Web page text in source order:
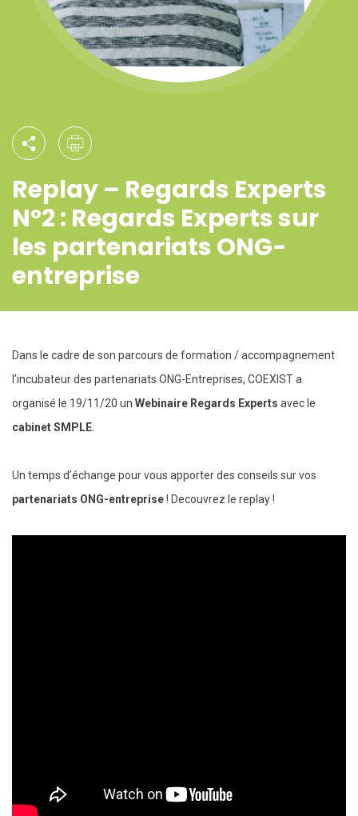
Replay – Regards Experts
N°2 : Regards Experts sur
les partenariats ONG-
entreprise
Dans le cadre de son parcours de formation / accompagnement
l’incubateur des partenariats ONG-Entreprises, COEXIST a
organisé le 19/11/20 un Webinaire Regards Experts avec le
cabinet SMPLE
Un temps d’échange pour vous apporter des conseils sur vos
partenariats ONG-entreprise! Decouvrez le replay !